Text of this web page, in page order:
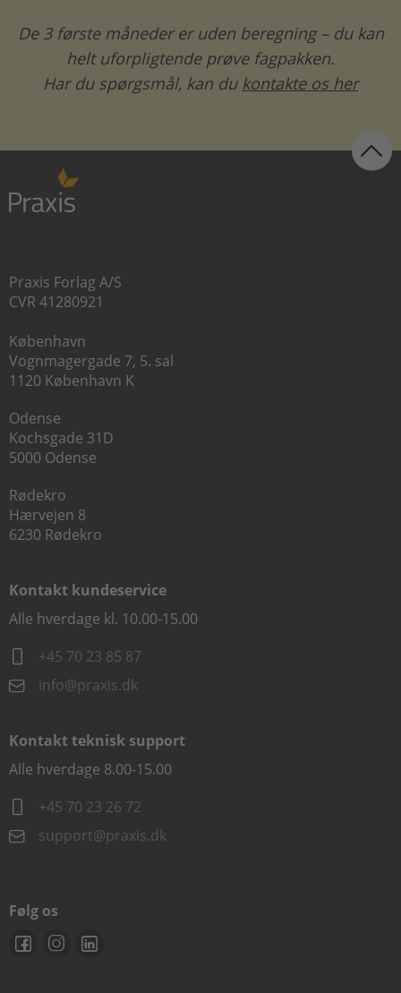
De 3 første måneder er uden beregning – du kan
helt uforpligtende prøve fagpakken.
Har du spørgsmål, kan du kontakte os her
Praxis Forlag A/S
CVR 41280921
København
Vognmagergade 7, 5. sal
1120 København K
Odense
Kochsgade 31D
5000 Odense
Rødekro
Hærvejen 8
6230 Rødekro
Kontakt kundeservice
Alle hverdage kl. 10.00-15.00
+45 70 23 85 87
info@praxis.dk
Kontakt teknisk support
Alle hverdage 8.00-15.00
+45 70 23 26 72
support@praxis.dk
Følg os